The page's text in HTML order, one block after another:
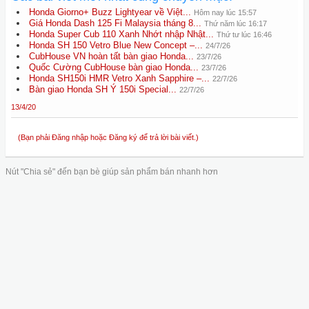
Honda Giorno+ Buzz Lightyear về Việt... Hôm nay lúc 15:57
Giá Honda Dash 125 Fi Malaysia tháng 8... Thứ năm lúc 16:17
Honda Super Cub 110 Xanh Nhớt nhập Nhật... Thứ tư lúc 16:46
Honda SH 150 Vetro Blue New Concept –... 24/7/26
CubHouse VN hoàn tất bàn giao Honda... 23/7/26
Quốc Cường CubHouse bàn giao Honda... 23/7/26
Honda SH150i HMR Vetro Xanh Sapphire –... 22/7/26
Bàn giao Honda SH Ý 150i Special... 22/7/26
13/4/20
(Bạn phải Đăng nhập hoặc Đăng ký để trả lời bài viết.)
Nút "Chia sẻ" đến bạn bè giúp sản phẩm bán nhanh hơn